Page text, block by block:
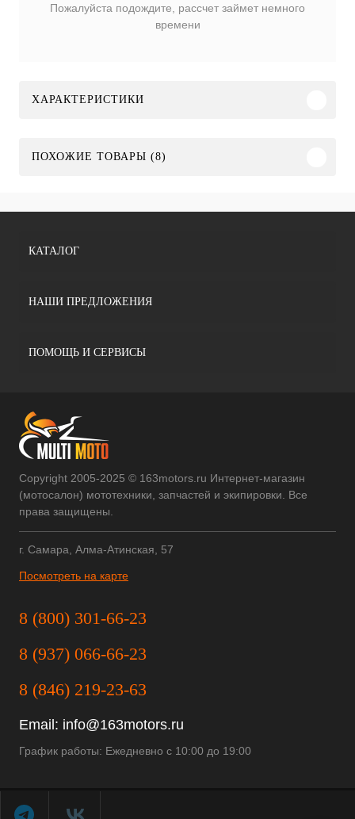
Пожалуйста подождите, рассчет займет немного
времени
ХАРАКТЕРИСТИКИ
ПОХОЖИЕ ТОВАРЫ (8)
КАТАЛОГ
НАШИ ПРЕДЛОЖЕНИЯ
ПОМОЩЬ И СЕРВИСЫ
Copyright 2005-2025 © 163motors.ru Интернет-магазин
(мотосалон) мототехники, запчастей и экипировки. Все
права защищены.
г. Самара, Алма-Атинская, 57
Посмотреть на карте
8 (800) 301-66-23
8 (937) 066-66-23
8 (846) 219-23-63
Email: info@163motors.ru
График работы: Ежедневно с 10:00 до 19:00